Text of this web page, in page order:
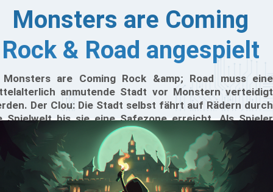
Monsters are Coming
Rock & Road angespielt
are Coming Rock &amp; Road muss eine
anmutende Stadt vor Monstern verteidigt
Der Clou: Die Stadt selbst fährt auf Rädern durch
Spielwelt bis sie eine Safezone erreicht. Als Spieler
man aber nicht die Stadt selbst, sondern die
die die Stadt aufbauen, verteidigen und
für die Stadt sammeln. Wir haben uns die
Fassung des noch unfertigen Spiels auf der
2025 angesehen.